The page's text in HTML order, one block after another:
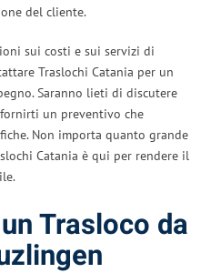
del cliente.
sui costi e sui servizi di
Traslochi Catania per un
Saranno lieti di discutere
un preventivo che
Non importa quanto grande
Catania è qui per rendere il
Trasloco da